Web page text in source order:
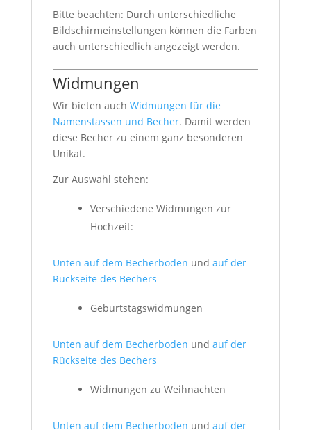
Bitte beachten: Durch unterschiedliche
Bildschirmeinstellungen können die Farben
auch unterschiedlich angezeigt werden.
Widmungen
Wir bieten auch Widmungen für die
Namenstassen und Becher. Damit werden
diese Becher zu einem ganz besonderen
Unikat.
Zur Auswahl stehen:
Verschiedene Widmungen zur
Hochzeit:
Unten auf dem Becherboden und auf der
Rückseite des Bechers
Geburtstagswidmungen
Unten auf dem Becherboden und auf der
Rückseite des Bechers
Widmungen zu Weihnachten
Unten auf dem Becherboden und auf der